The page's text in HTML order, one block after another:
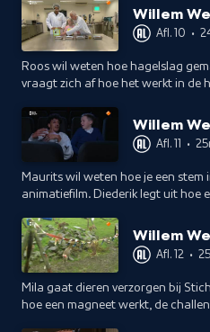
challenge wordt gespeeld in Tuil.
Willem
Afl. 10 •
Roos wil weten hoe hagelslag
vraagt zich af hoe het werkt in de
Willem
Afl. 11 •
Maurits wil weten hoe je een stem
animatiefilm. Diederik legt uit hoe
gespeeld op een school in Aalsmeer.
Willem
Afl. 12 •
Mila gaat dieren verzorgen bij
hoe een magneet werkt, de